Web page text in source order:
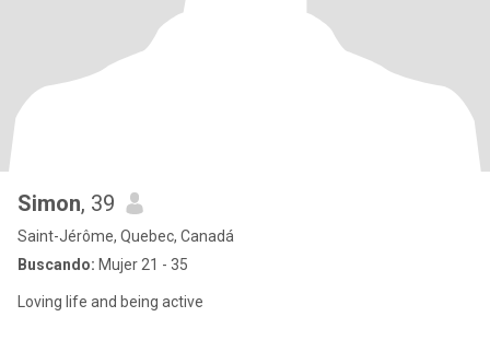
Simon, 39
Saint-Jérôme, Quebec, Canadá
Buscando: Mujer 21 - 35
Loving life and being active